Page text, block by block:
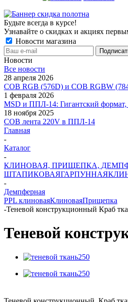
Будьте всегда в курсе!
Узнавайте о скидках и акциях
Новости магазина
Новости
Все новости
28 апреля 2026
COB RGB (576D) и COB RGBW
1 февраля 2026
MSD и ППЛ-14: Гигантский
18 ноября 2025
COB лента 220V в ППЛ-14
Главная
-
Каталог
-
КЛИНОВАЯ, ПРИЩЕПКА,
ШТАПИКОВАЯГАРПУННАЯ
-
Демпферная
PPL клиноваяКлиноваяПрищепка
-Теневой конструкционный Краб
Теневой